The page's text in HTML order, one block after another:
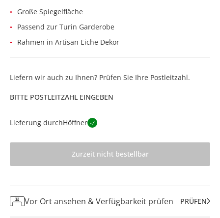
Große Spiegelfläche
Passend zur Turin Garderobe
Rahmen in Artisan Eiche Dekor
Liefern wir auch zu Ihnen? Prüfen Sie Ihre Postleitzahl.
BITTE POSTLEITZAHL EINGEBEN
Lieferung durchHöffner
Zurzeit nicht bestellbar
Vor Ort ansehen & Verfügbarkeit prüfen PRÜFEN